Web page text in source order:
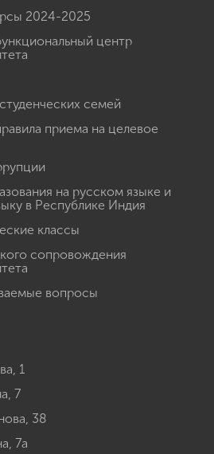
2024-2025
центр
семей
приема на целевое
на русском языке и
в Республике Индия
классы
сопровождения
вопросы
1
7
38
7а